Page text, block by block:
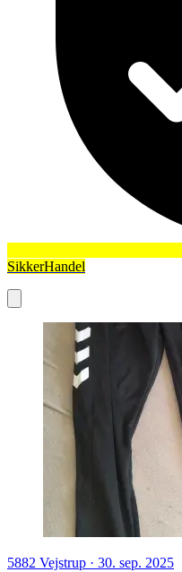
SikkerHandel
5882 Vejstrup · 30. sep. 2025